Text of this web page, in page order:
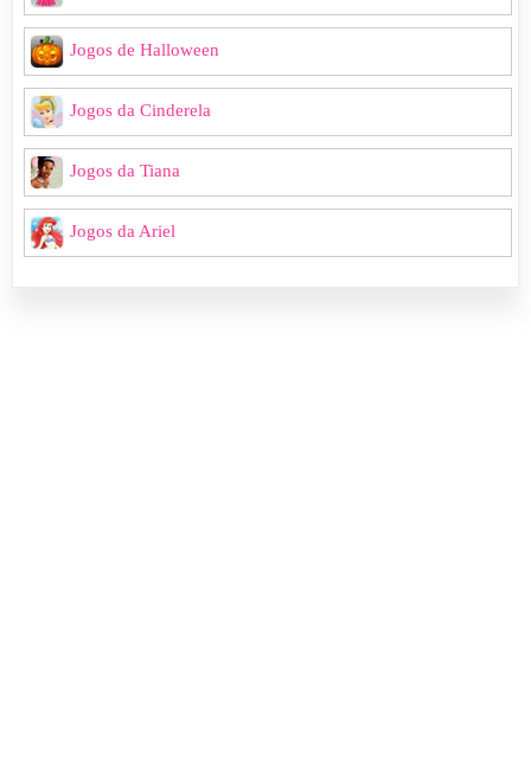
Jogos de Halloween
Jogos da Cinderela
Jogos da Tiana
Jogos da Ariel